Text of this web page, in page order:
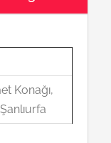
Konağı,